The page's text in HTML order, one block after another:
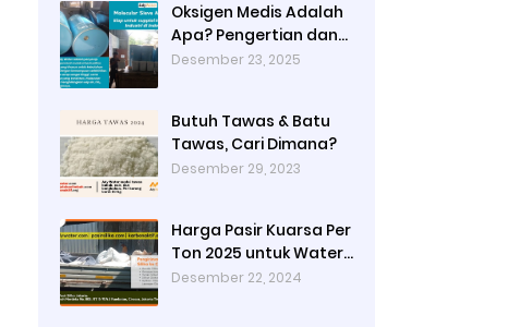
Surabaya Tangerang
Selatan
Oksigen Medis Adalah
Apa? Pengertian dan
Peruntukannya
Desember 23, 2025
Butuh Tawas & Batu
Tawas, Cari Dimana?
Desember 29, 2023
Harga Pasir Kuarsa Per
Ton 2025 untuk Water
Treatment Plant di
Desember 22, 2024